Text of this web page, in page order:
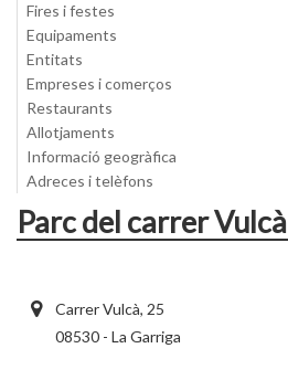
Fires i festes
Equipaments
Entitats
Empreses i comerços
Restaurants
Allotjaments
Informació geogràfica
Adreces i telèfons
Parc del carrer Vulcà
Carrer Vulcà, 25
08530 - La Garriga